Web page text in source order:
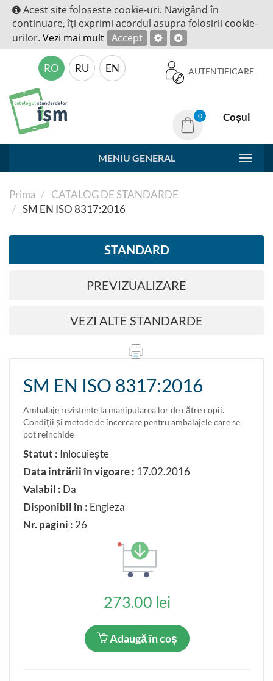
Acest site foloseste cookie-uri. Navigând în
continuare, îţi exprimi acordul asupra folosirii cookie-
urilor. Vezi mai mult Accept
AUTENTIFICARE
RO RU EN
0 Coșul
MENIU GENERAL
Prima
CATALOG DE STANDARDE
SM EN ISO 8317:2016
STANDARD
PREVIZUALIZARE
VEZI ALTE STANDARDE
SM EN ISO 8317:2016
Ambalaje rezistente la manipularea lor de către copii.
Condiţii şi metode de încercare pentru ambalajele care se
pot reînchide
Statut : Inlocuieşte
Data intrării în vigoare : 17.02.2016
Valabil : Da
Disponibil în : Engleza
Nr. pagini : 26
273.00 lei
Adaugă în coș